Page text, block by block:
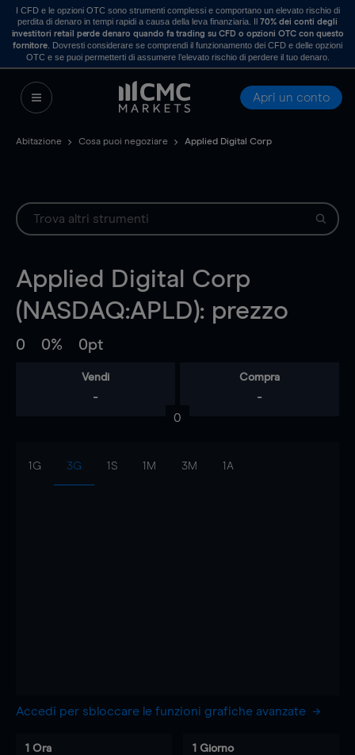
I CFD e le opzioni OTC sono strumenti complessi e comportano un elevato rischio di
perdita di denaro in tempi rapidi a causa della leva finanziaria. Il70% dei conti degli
investitori retail perde denaro quando fa trading su CFD o opzioni OTC con questo
fornitore . Dovresti considerare se comprendi il funzionamento dei CFD e delle opzioni
OTC e se puoi permetterti di assumere l’elevato rischio di perdere il tuo denaro.
Apri un conto
Abitazione Cosa puoi negoziare Applied Digital Corp
Applied Digital Corp
(NASDAQ:APLD): prezzo
0 0% 0pt
Vendi
-
Compra
-
0
1G 3G 1S 1M 3M 1A
Accedi per sbloccare le funzioni grafiche avanzate
1 Ora 1 Giorno